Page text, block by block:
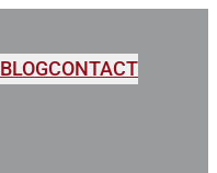
BLOGCONTACT